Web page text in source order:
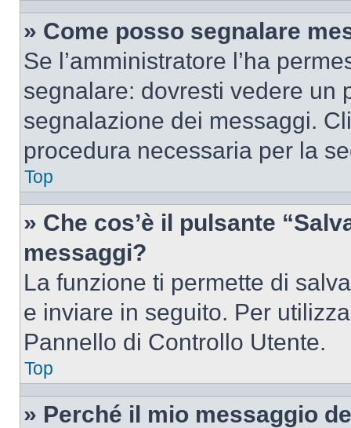
» Come posso segnalare
Se l’amministratore l’ha
segnalare: dovresti vedere un
segnalazione dei messaggi.
procedura necessaria per la
Top
» Che cos’è il pulsante
messaggi?
La funzione ti permette di
e inviare in seguito. Per
Pannello di Controllo Utente.
Top
» Perché il mio messaggio